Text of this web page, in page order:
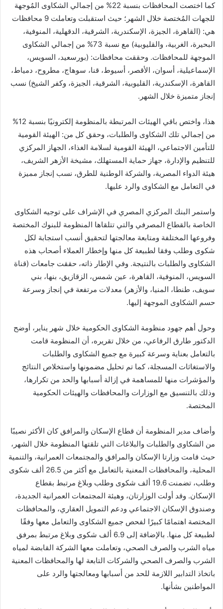
كما اختصت المحافظات بنسبة 22% من إجمالي الشكاوى المُوجهة
للجهات المُختصة خلال الشهر؛ حيث استقبلت وتعاملت 9 محافظات
هي: (القاهرة، الجيزة، الإسكندرية، الشرقية، الدقهلية، المنوفية،
البحيرة، الغربية، والقليوبية) مع نسبة 73% من إجمالي الشكاوى
الموجهة للمحافظات. وحققت محافظات: (بورسعيد، السويس،
الإسماعيلية، أسوان، الأقصر، أسيوط، قنا، سوهاج، مطروح، دمياط،
القاهرة، الإسكندرية، القليوبية، الشرقية، الجيزة، وكفر الشيخ) نسب
إنجاز متميزة خلال الشهر.
هذا، واختص باقي الهيئات المرتبطة بالمنظومة إلكترونيًا بنسبة 12%
من إجمالي تلك الشكاوى والطلبات، وحقق كل من: الهيئة القومية
للتأمين الاجتماعي، الهيئة القومية لسلامة الغذاء، الجهاز المركزي
للتنظيم والإدارة، جهاز حماية المستهلك، مشيخة الأزهر الشريف،
هيئة الدواء المصرية، والشركة الوطنية للطرق، نسب إنجاز مميزة
في التعامل مع الشكاوى والرد عليها.
واستمر البنك المركزي المصري في الإشراف على توجيه الشكاوى
الخاصة بالقطاع المصرفي والتي تتلقاها المنظومة للبنوك المختصة
وفروعها المختلفة ومتابعة معالجتها لتحقيق أنسب استجابة لكل
شكوى وطلب وفقا لطبيعة كل منها وإخطار العملاء أصحاب هذه
الشكاوى والطلبات بالنتيجة. وفي الإطار ذاته، حققت جامعات (قناة
السويس، المنوفية، القاهرة، عين شمس، الزقازيق، بنها، بني
سويف، طنطا، المنيا، والأزهر) معدلات مرتفعة في إنجاز وسرعة
حسم الشكاوى الموجهة إليها.
وحول أهم جهود منظومة الشكاوى الحكومية خلال شهر يناير، أوضح
الدكتور طارق الرفاعي، من خلال تقريره، أن المنظومة قامت
بالتعامل بعناية وسرعة كبيرة مع جميع الشكاوى والطلبات
والاستغاثات المسجلة، كما تم تحليل مضمونها واستخلاص النتائج
والمؤشرات منها للمساهمة في إزالة أسبابها والحد من تكرارها،
وذلك بالتنسيق مع الوزارات والمحافظات والهيئات الحكومية
المختصة.
وأضاف مدير المنظومة أن قطاع الإسكان والمرافق كان الأكثر نصيبًا
من الشكاوى والطلبات والبلاغات التي تلقتها المنظومة خلال الشهر،
حيث قامت وزارتا الإسكان والمرافق والمجتمعات العمرانية، والتنمية
المحلية، والمحافظات المعنية بالتعامل مع أكثر من 26.5 ألف شكوى
وطلب، تضمنت 19.6 ألف شكوى وطلب وبلاغ مرتبط بقطاع
الإسكان. وقد أولت الوزارتان، وهيئة المجتمعات العمرانية الجديدة،
وصندوق الإسكان الاجتماعي ودعم التمويل العقاري، والمحافظات
المختصة اهتمامًا كبيرًا لفحص جميع الشكاوى والتعامل معها وفقًا
لطبيعة كل منها. بالإضافة إلى 6.9 ألف شكوى وبلاغ مرتبط بمرفق
مياه الشرب والصرف الصحي، وتعاملت معها الشركة القابضة لمياه
الشرب والصرف الصحي والشركات التابعة لها والمحافظات المعنية
باتخاذ التدابير اللازمة للحد من أسبابها ومعالجتها والرد على
المواطنين بشأنها.